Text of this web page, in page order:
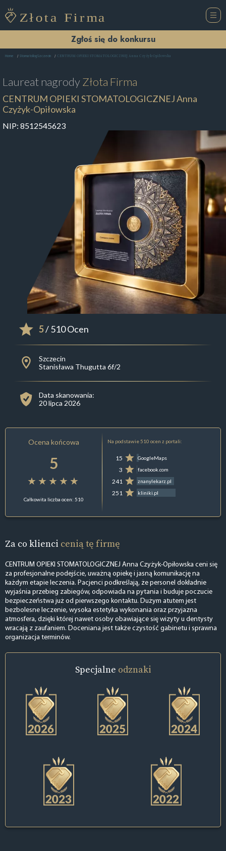
Zgłoś się do konkursu
Home Stomatolog Szczecin CENTRUM OPIEKI STOMATOLOGICZNEJ Anna Czyżyk-Opiłowska
Laureat nagrodyZłota Firma
CENTRUM OPIEKI STOMATOLOGICZNEJ Anna
Czyżyk-Opiłowska
NIP: 8512545623
5/ 510 Ocen
Szczecin
Stanisława Thugutta 6f/2
Data skanowania:
20 lipca 2026
Ocena końcowa
5
Całkowita liczba ocen: 510
Na podstawie 510 ocen z portali:
15 GoogleMaps
3 facebook.com
241 znanylekarz.pl
251 kliniki.pl
Za co klienci cenią tę firmę
CENTRUM OPIEKI STOMATOLOGICZNEJ Anna Czyżyk-Opiłowska ceni się
za profesjonalne podejście, uważną opiekę i jasną komunikację na
każdym etapie leczenia. Pacjenci podkreślają, że personel dokładnie
wyjaśnia przebieg zabiegów, odpowiada na pytania i buduje poczucie
bezpieczeństwa już od pierwszego kontaktu. Dużym atutem jest
bezbolesne leczenie, wysoka estetyka wykonania oraz przyjazna
atmosfera, dzięki której nawet osoby obawiające się wizyty u dentysty
wracają z zaufaniem. Doceniana jest także czystość gabinetu i sprawna
organizacja terminów.
Specjalne odznaki